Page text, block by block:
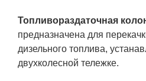
Топливораздаточная
предназначена для
дизельного топлива,
двухколесной тележке.